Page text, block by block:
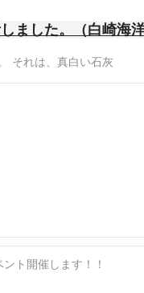
ました。（白崎海
それは、真白い石灰